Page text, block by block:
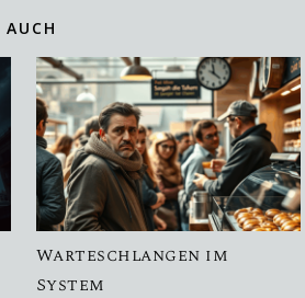
Warteschlangen im
System